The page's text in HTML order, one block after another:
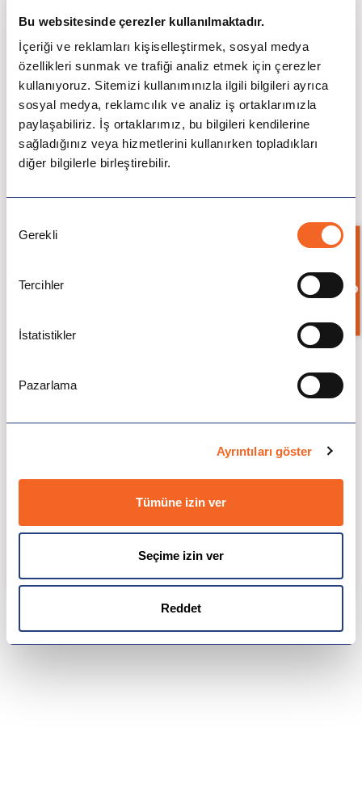
Bu websitesinde çerezler kullanılmaktadır.
İçeriği ve reklamları kişiselleştirmek, sosyal medya
özellikleri sunmak ve trafiği analiz etmek için çerezler
kullanıyoruz. Sitemizi kullanımınızla ilgili bilgileri ayrıca
sosyal medya, reklamcılık ve analiz iş ortaklarımızla
paylaşabiliriz. İş ortaklarımız, bu bilgileri kendilerine
sağladığınız veya hizmetlerini kullanırken topladıkları
diğer bilgilerle birleştirebilir.
Seçimi
Gerekli
Tercihler
İstatistikler
Pazarlama
Ayrıntıları göster
Tümüne izin ver
Seçime izin ver
Reddet
Bazı bölümler çevrimiçi görüşme gerektirir.
İngilizce yeterlilik belgesi (IELTS minimum 6.5,
TOEFL minimum 80)
Bazı bölümler için SAT gibi sınavlarda
matematik yeterliliğinin gösterilmesi
istenebilir.
Niyet mektubu
Özgeçmiş / Kariyer Geçmişi
23,000 – 30,000 CAD
Toronto Metropolitan Üniversitesi'nin kendine ait 4
yurdu vardır. Üniversite, tek kişilik odalardan 4 kişilik
danışmanınızla başvurunuz sırasında yurt
Yurtta kalmak istemeyen öğrenciler için çevrede
çok sayıda apartman dairesi veya öğrenci evi
8.900$ ile 17.300$ arasında değişmektedir. Kampüs
dışı konaklama için yıllık masraflar 11.400 $ ile 19.200
Bilgi İste